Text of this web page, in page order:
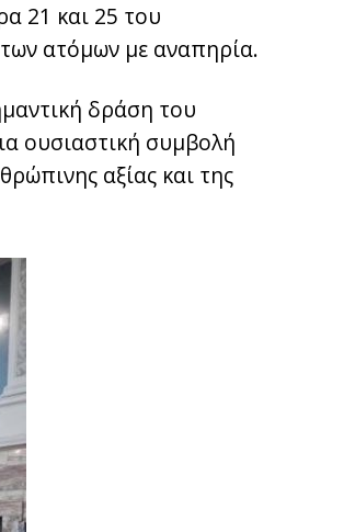
21 και 25 του
ατόμων με αναπηρία.
δράση του
ουσιαστική συμβολή
αξίας και της